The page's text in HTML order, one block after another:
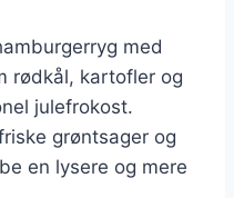
med
rødkål, kartofler og
julefrokost.
grøntsager og
en lysere og mere